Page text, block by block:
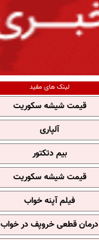
لینک های مفید
قیمت شیشه سکوریت
آلپاری
بیم دتکتور
قیمت شیشه سکوریت
فیلم آپنه خواب
درمان قطعی خروپف در خواب